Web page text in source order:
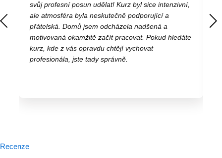
svůj profesní posun udělat! Kurz byl sice intenzivní,
ale atmosféra byla neskutečně podporující a
přátelská. Domů jsem odcházela nadšená a
motivovaná okamžitě začít pracovat. Pokud hledáte
kurz, kde z vás opravdu chtějí vychovat
profesionála, jste tady správně.
Recenze